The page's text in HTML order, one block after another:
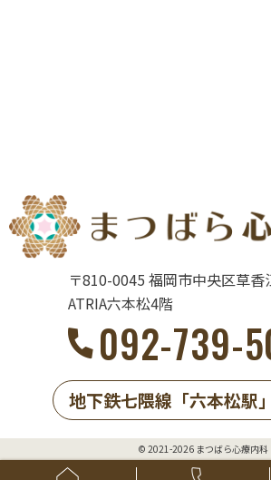
〒810-0045 福岡市中央区草香
ATRIA六本松4階
092-739-
地下鉄七隈線 「六本松駅」
© 2021-2026 まつばら心療内科